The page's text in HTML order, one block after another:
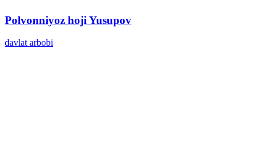
Polvonniyoz hoji Yusupov
davlat arbobi